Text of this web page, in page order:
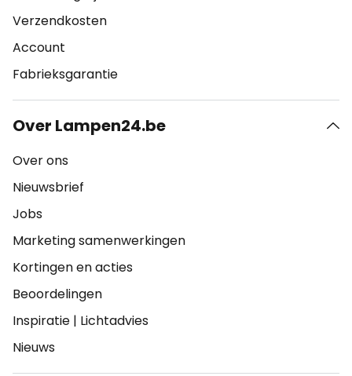
Verzendkosten
Account
Fabrieksgarantie
Over Lampen24.be
Over ons
Nieuwsbrief
Jobs
Marketing samenwerkingen
Kortingen en acties
Beoordelingen
Inspiratie | Lichtadvies
Nieuws